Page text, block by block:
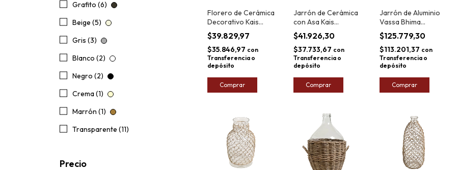
Grafito (6)
Beige (5)
Gris (3)
Blanco (2)
Negro (2)
Crema (1)
Marrón (1)
Transparente (11)
Precio
Florero de Cerámica
Decorativo Kais
32x13,5cm
$39.829,97
$35.846,97 con
Transferencia o
depósito
Comprar
Jarrón de Cerámica
con Asa Kais
27,5x12,5cm
$41.926,30
$37.733,67 con
Transferencia o
depósito
Comprar
Jarrón de Aluminio
Vassa Bhima
30x24cm
$125.779,30
$113.201,37 con
Transferencia o
depósito
Comprar